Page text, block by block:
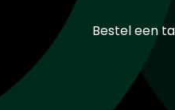
Bestel een